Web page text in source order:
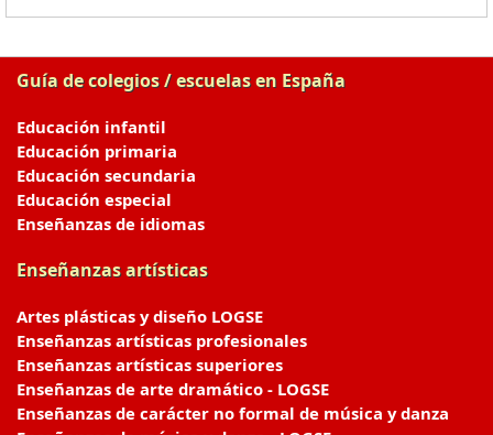
Guía de colegios / escuelas en España
Educación infantil
Educación primaria
Educación secundaria
Educación especial
Enseñanzas de idiomas
Enseñanzas artísticas
Artes plásticas y diseño LOGSE
Enseñanzas artísticas profesionales
Enseñanzas artísticas superiores
Enseñanzas de arte dramático - LOGSE
Enseñanzas de carácter no formal de música y danza